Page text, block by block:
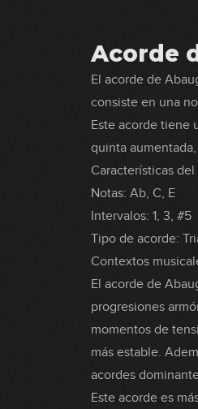
Acorde
El acorde de
consiste en una
Este acorde tiene
quinta
Características
Notas: Ab, C, E
Intervalos: 1, 3, #5
Tipo de acorde:
Contextos
El acorde de
progresiones
momentos de
más estable.
acordes
Este acorde es